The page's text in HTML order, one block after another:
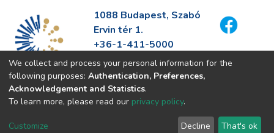
1088 Budapest, Szabó
Ervin tér 1.
+36-1-411-5000
info@fszek.hu
https://fszek.hu
We collect and process your personal information for the
following purposes: Authentication, Preferences,
Acknowledgement and Statistics.
To learn more, please read our privacy policy.
Customize Decline That's ok